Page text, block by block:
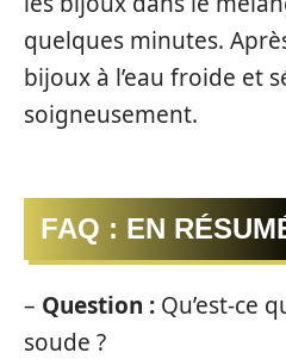
quelques minutes.
bijoux à l’eau froide et
soigneusement.
FAQ : EN
– Question : Qu’est-ce
soude ?